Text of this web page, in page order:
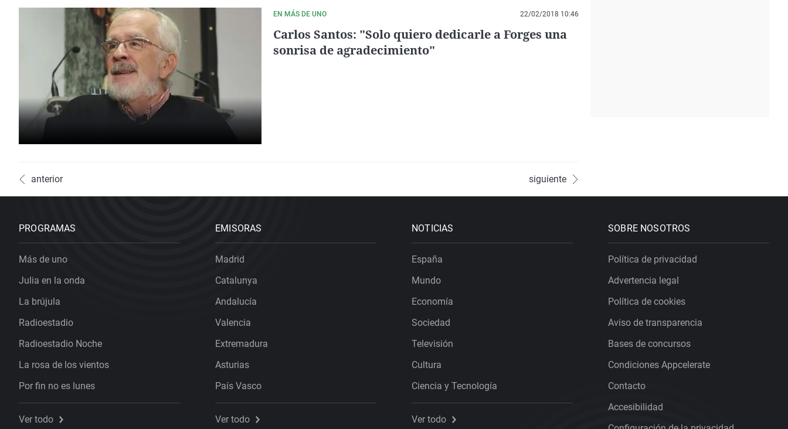
EN MÁS DE UNO 22/02/2018 10:46
Carlos Santos: "Solo quiero dedicarle a Forges una
sonrisa de agradecimiento"
anterior siguiente
PROGRAMAS
Más de uno
Julia en la onda
La brújula
Radioestadio
Radioestadio Noche
La rosa de los vientos
Por fin no es lunes
Ver todo
EMISORAS
Madrid
Catalunya
Andalucía
Valencia
Extremadura
Asturias
País Vasco
Ver todo
NOTICIAS
España
Mundo
Economía
Sociedad
Televisión
Cultura
Ciencia y Tecnología
Ver todo
SOBRE NOSOTROS
Política de privacidad
Advertencia legal
Política de cookies
Aviso de transparencia
Bases de concursos
Condiciones Appcelerate
Contacto
Accesibilidad